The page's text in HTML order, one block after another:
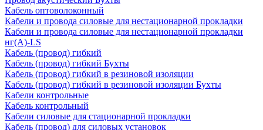
Кабель оптоволоконный
Кабели и провода силовые для нестационарной прокладки
Кабели и провода силовые для нестационарной прокладки
нг(А)-LS
Кабель (провод) гибкий
Кабель (провод) гибкий Бухты
Кабель (провод) гибкий в резиновой изоляции
Кабель (провод) гибкий в резиновой изоляции Бухты
Кабели контрольные
Кабель контрольный
Кабели силовые для стационарной прокладки
Кабель (провод) для силовых установок